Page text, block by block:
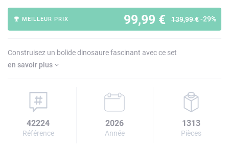
99,99 € 139,99 €-29%
MEILLEUR PRIX
Construisez un bolide dinosaure fascinant avec ce set
en savoir plus
42224
Référence
2026
Année
1313
Pièces